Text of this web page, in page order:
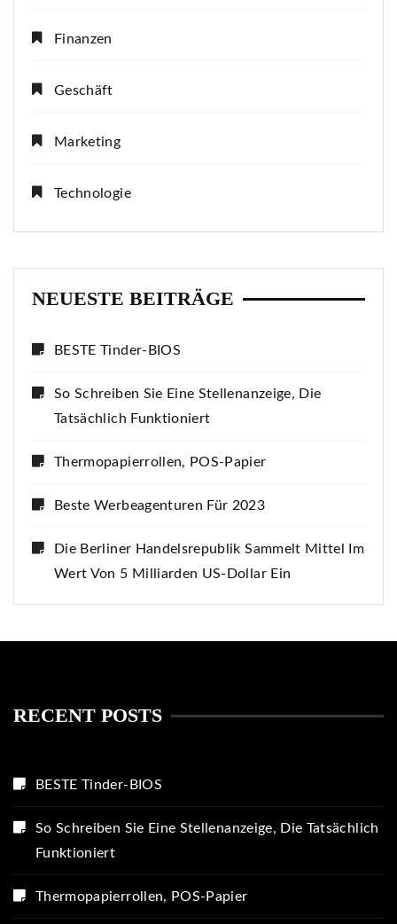
Finanzen
Geschäft
Marketing
Technologie
NEUESTE BEITRÄGE
BESTE Tinder-BIOS
So Schreiben Sie Eine Stellenanzeige, Die
Tatsächlich Funktioniert
Thermopapierrollen, POS-Papier
Beste Werbeagenturen Für 2023
Die Berliner Handelsrepublik Sammelt Mittel Im
Wert Von 5 Milliarden US-Dollar Ein
RECENT POSTS
BESTE Tinder-BIOS
So Schreiben Sie Eine Stellenanzeige, Die Tatsächlich
Funktioniert
Thermopapierrollen, POS-Papier